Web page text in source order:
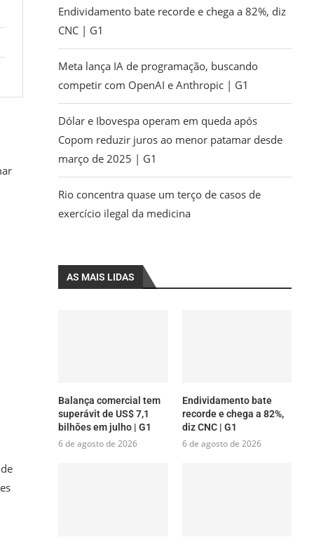
Endividamento bate recorde e chega a 82%, diz
CNC | G1
Meta lança IA de programação, buscando
competir com OpenAI e Anthropic | G1
Dólar e Ibovespa operam em queda após
Copom reduzir juros ao menor patamar desde
março de 2025 | G1
Rio concentra quase um terço de casos de
exercício ilegal da medicina
AS MAIS LIDAS
Balança comercial tem
superávit de US$ 7,1
bilhões em julho | G1
6 de agosto de 2026
Endividamento bate
recorde e chega a 82%,
diz CNC | G1
6 de agosto de 2026